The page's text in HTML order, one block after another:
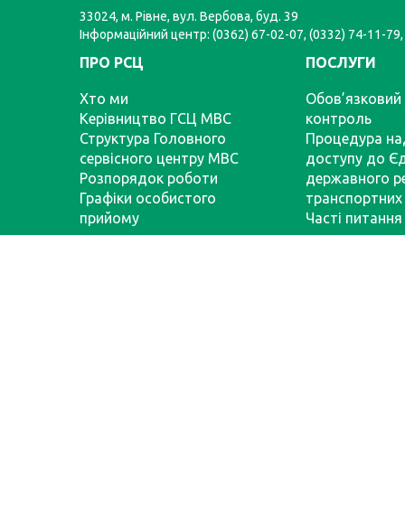
33024, м. Рівне, вул. Вербова, буд. 39
Інформаційний центр: (0362) 67-02-07, (0332) 74-11-
ПРО РСЦ
Хто ми
Керівництво ГСЦ МВС
Структура Головного
сервісного центру МВС
Розпорядок роботи
Графіки особистого
прийому
ПОСЛУГИ
Обов’язковий
контроль
Процедура
доступу до
державного
транспортних
Часті питання